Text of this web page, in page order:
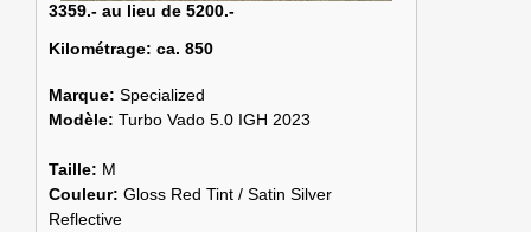
3359.- au lieu de 5200.-
Kilométrage: ca. 850
Marque: Specialized
Modèle: Turbo Vado 5.0 IGH 2023
Taille: M
Couleur: Gloss Red Tint / Satin Silver
Reflective